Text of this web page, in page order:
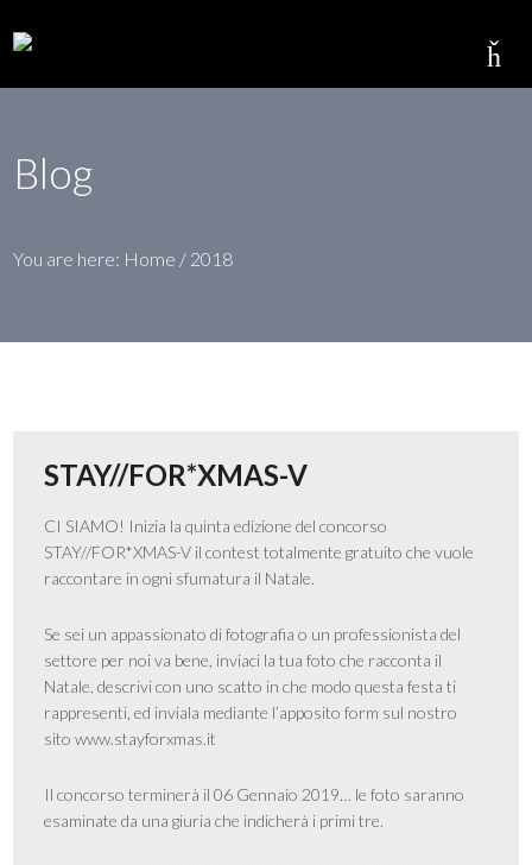
Blog
You are here: Home / 2018
STAY//FOR*XMAS-V
CI SIAMO! Inizia la quinta edizione del concorso
STAY//FOR*XMAS-V il contest totalmente gratuito che vuole
raccontare in ogni sfumatura il Natale.
Se sei un appassionato di fotografia o un professionista del
settore per noi va bene, inviaci la tua foto che racconta il
Natale, descrivi con uno scatto in che modo questa festa ti
rappresenti, ed inviala mediante l’apposito form sul nostro
sito www.stayforxmas.it
Il concorso terminerà il 06 Gennaio 2019… le foto saranno
esaminate da una giuria che indicherà i primi tre.